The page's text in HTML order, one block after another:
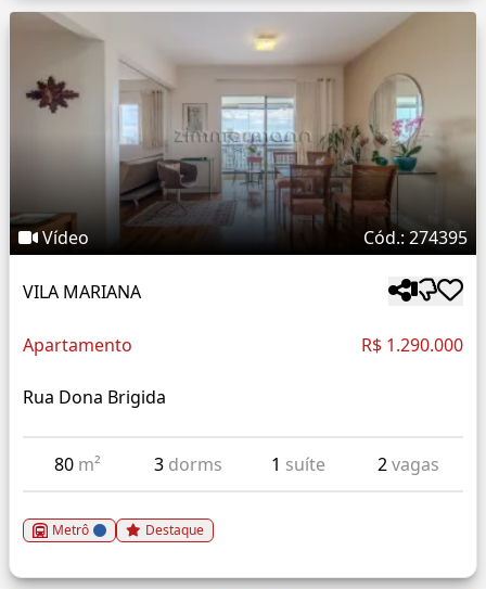
Vídeo Cód.: 274395
VILA MARIANA
Apartamento R$ 1.290.000
Rua Dona Brigida
80 m² 3 dorms 1 suíte 2vagas
Metrô Destaque